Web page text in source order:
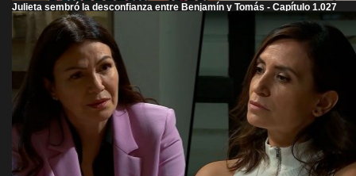
Julieta sembró la desconfianza entre Benjamín y Tomás - Capítulo 1.027